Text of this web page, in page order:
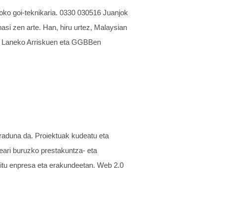
goi-teknikaria. 0330 030516 Juanjok
zen arte. Han, hiru urtez, Malaysian
Arriskuen eta GGBBen
da. Proiektuak kudeatu eta
buruzko prestakuntza- eta
enpresa eta erakundeetan. Web 2.0